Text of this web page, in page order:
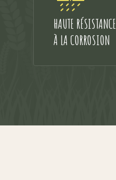
HAUTE RÉSISTANCE
À LA CORROSION